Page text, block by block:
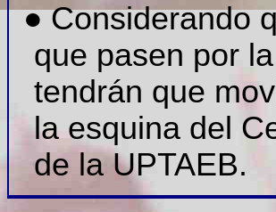
●Considerando
que pasen por
tendrán que
la esquina del
de la UPTAEB.